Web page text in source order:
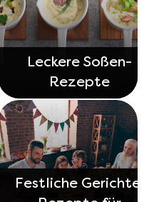
Leckere Soßen-
Rezepte
Festliche Gerichte: